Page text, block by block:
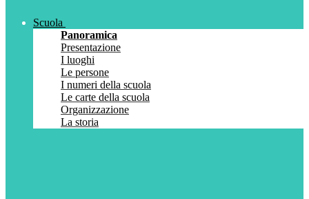
Scuola
Panoramica
Presentazione
I luoghi
Le persone
I numeri della scuola
Le carte della scuola
Organizzazione
La storia